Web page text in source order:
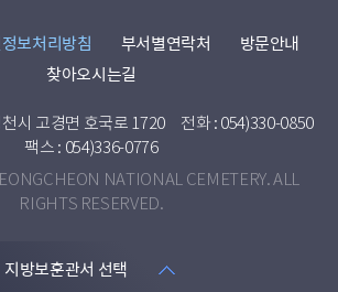
보처리방침 부서별연락처
방문안내
찾아오시는길
시 고경면 호국로 1720
전화 : 054)330-0850
팩스 : 054)336-0776
NATIONAL CEMETERY. ALL
RIGHTS RESERVED.
지방보훈관서 선택